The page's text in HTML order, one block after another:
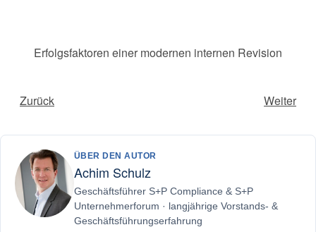
Erfolgsfaktoren einer modernen internen Revision
Zurück Weiter
ÜBER DEN AUTOR
Achim Schulz
Geschäftsführer S+P Compliance & S+P
Unternehmerforum · langjährige Vorstands- &
Geschäftsführungserfahrung